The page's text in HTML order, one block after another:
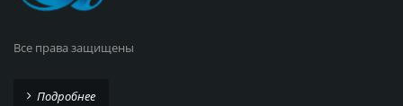
Все права защищены
Подробнее